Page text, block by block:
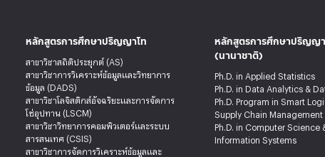
หลักสูตรการศึกษาปริญญาโท
สาขาวิชาสถิติประยุกต์ (AS)
สาขาวิชาการวิเคราะห์ข้อมูลและวิทยาการ
ข้อมูล (DADS)
สาขาวิชาโลจิสติกส์อัจฉริยะและการจัดการ
โซ่อุปทาน (LSCM)
สาขาวิชาวิทยาการคอมพิวเตอร์และระบบ
สารสนเทศ (CSIS)
สาขาวิชาการจัดการวิเคราะห์ข้อมูลและ
หลักสูตรการศึกษาปริญญ
(นานาชาติ)
Ph.D. in Applied Statistics
Ph.D. in Data Analytics &
Ph.D. Program in Smart
Supply Chain Management
Ph.D. in Computer Science
Information Systems